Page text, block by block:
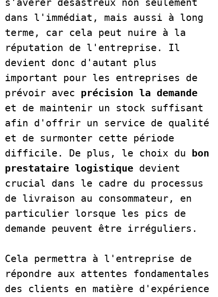
dans l'immédiat, mais aussi à long
terme, car cela peut nuire à la
réputation de l'entreprise. Il
devient donc d'autant plus
important pour les entreprises de
prévoir avec précision la demande
et de maintenir un stock suffisant
afin d'offrir un service de qualité
et de surmonter cette période
difficile. De plus, le choix du bon
prestataire logistique devient
crucial dans le cadre du processus
de livraison au consommateur, en
particulier lorsque les pics de
demande peuvent être irréguliers.
Cela permettra à l'entreprise de
répondre aux attentes fondamentales
des clients en matière d'expérience